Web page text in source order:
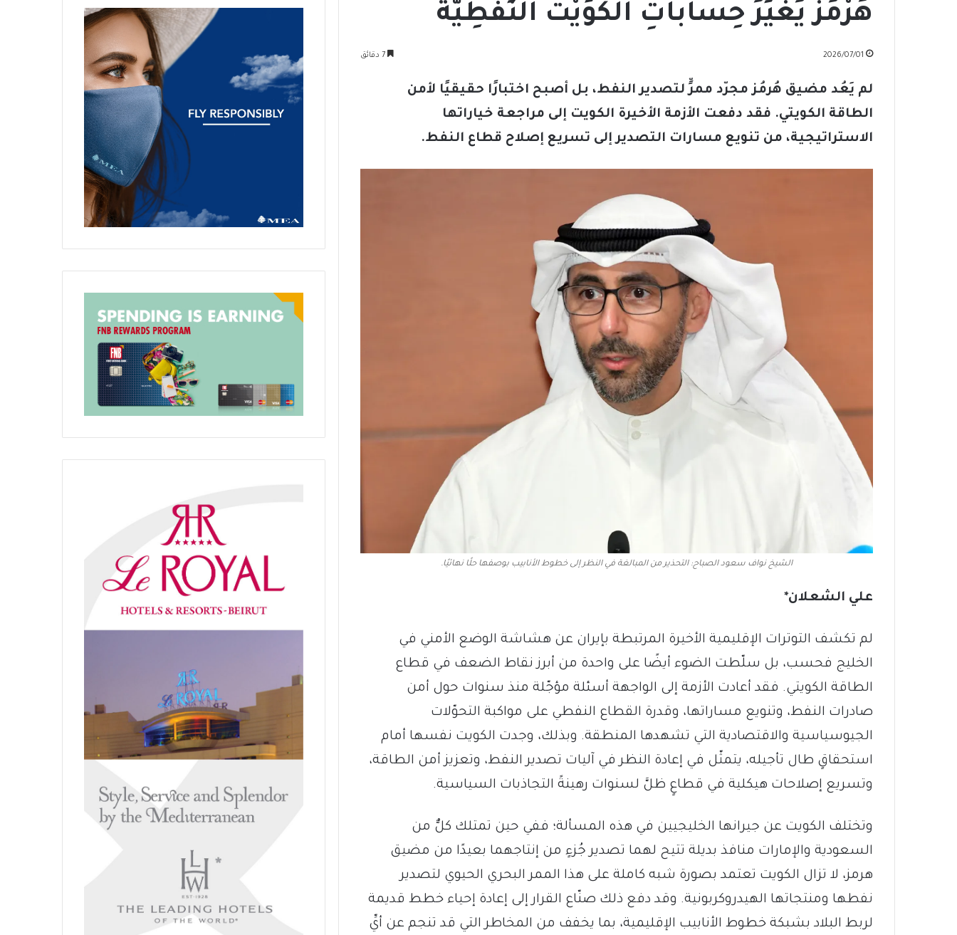
هُرْمُز يُغَيِّرُ حِساباتِ الكُوَيْت النِّفْطِيَّةَ
2026/07/01
لم يَعُد مضيق هُرمُز مجرّد ممرٍّ لتصدير النفط، بل أصبح اختبارًا حقيقيًا لأمن
الطاقة الكويتي. فقد دفعت الأزمة الأخيرة الكويت إلى مراجعة خياراتها
الاستراتيجية، من تنويع مسارات التصدير إلى تسريع إصلاح قطاع النفط.
الشيخ نواف سعود الصباح: التحذير من المبالغة في النظر إلى خطوط الأنابيب بوصفها حلًا نهائيًا.
علي الشعلان*
لم تكشف التوترات الإقليمية الأخيرة المرتبطة بإيران عن هشاشة الوضع الأمني في
الخليج فحسب، بل سلّطت الضوء أيضًا على واحدة من أبرز نقاط الضعف في قطاع
الطاقة الكويتي. فقد أعادت الأزمة إلى الواجهة أسئلة مؤجّلة منذ سنوات حول أمن
صادرات النفط، وتنويع مساراتها، وقدرة القطاع النفطي على مواكبة التحوّلات
الجيوسياسية والاقتصادية التي تشهدها المنطقة. وبذلك، وجدت الكويت نفسها أمام
استحقاقٍ طال تأجيله، يتمثّل في إعادة النظر في آليات تصدير النفط، وتعزيز أمن الطاقة،
وتسريع إصلاحات هيكلية في قطاعٍ ظلَّ لسنوات رهينةً التجاذبات السياسية.
وتختلف الكويت عن جيرانها الخليجيين في هذه المسألة؛ ففي حين تمتلك كلٌّ من
السعودية والإمارات منافذ بديلة تتيح لهما تصدير جُزءٍ من إنتاجهما بعيدًا من مضيق
هرمز، لا تزال الكويت تعتمد بصورة شبه كاملة على هذا الممر البحري الحيوي لتصدير
نفطها ومنتجاتها الهيدروكربونية. وقد دفع ذلك صنّاع القرار إلى إعادة إحياء خطط قديمة
لربط البلاد بشبكة خطوط الأنابيب الإقليمية، بما يخفف من المخاطر التي قد تنجم عن أيِّ